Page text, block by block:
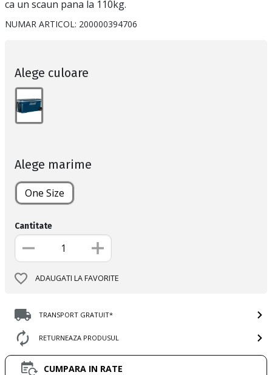
ca un scaun pana la 110kg.
NUMAR ARTICOL: 200000394706
Alege culoare
Alege marime
One Size
Cantitate
ADAUGATI LA FAVORITE
TRANSPORT GRATUIT*
RETURNEAZA PRODUSUL
CUMPARA IN RATE